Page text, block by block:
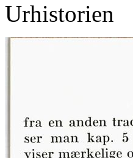
Urhistorien